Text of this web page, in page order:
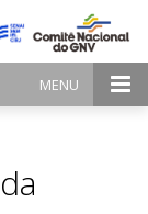
MENU